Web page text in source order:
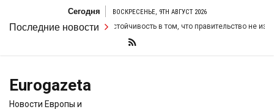
содержимому
Сегодня ВОСКРЕСЕНЬЕ, 9TH АВГУСТ 2026
Последние новости
Стармер удвоил свою настойчивость в том, что правительство не
Eurogazeta
Новости Европы и